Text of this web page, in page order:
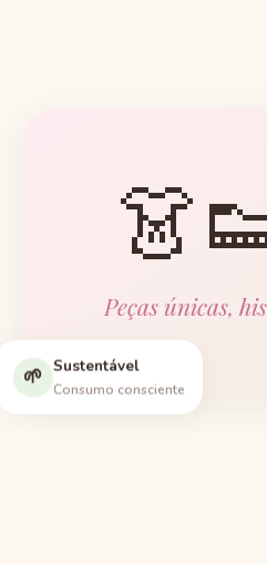
Peças únicas,
🌱 Sustentável
Consumo consciente